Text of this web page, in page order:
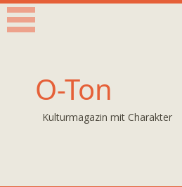
O-Ton
Kulturmagazin mit Charakter